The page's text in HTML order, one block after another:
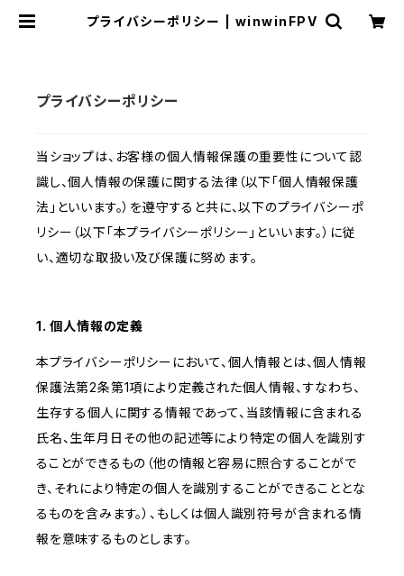
プライバシーポリシー | winwinFPV
プライバシーポリシー
当ショップは、お客様の個人情報保護の重要性について認
識し、個人情報の保護に関する法律（以下「個人情報保護
法」といいます。）を遵守すると共に、以下のプライバシーポ
リシー（以下「本プライバシーポリシー」といいます。）に従
い、適切な取扱い及び保護に努めます。
1. 個人情報の定義
本プライバシーポリシーにおいて、個人情報とは、個人情報
保護法第2条第1項により定義された個人情報、すなわち、
生存する個人に関する情報であって、当該情報に含まれる
氏名、生年月日その他の記述等により特定の個人を識別す
ることができるもの（他の情報と容易に照合することがで
き、それにより特定の個人を識別することができることとな
るものを含みます。）、もしくは個人識別符号が含まれる情
報を意味するものとします。